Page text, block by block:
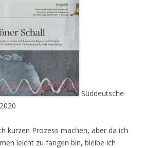
Süddeutsche
kurzen Prozess machen, aber da ich
leicht zu fangen bin, bleibe ich